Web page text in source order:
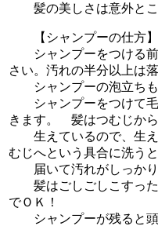
髪の美しさは意外とこ
【シャンプーの仕方】
シャンプーをつける前
さい。汚れの半分以上は落
シャンプーの泡立ちも
シャンプーをつけて毛
きます。 髪はつむじか
生えているので、生え
むじへという具合に洗う
届いて汚れがしっかり
髪はごしごしこすった
でＯＫ！
シャンプーが残ると頭